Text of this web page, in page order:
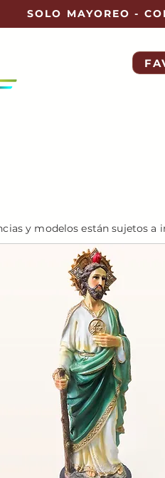
SOLO MAYOREO -
y modelos están sujetos